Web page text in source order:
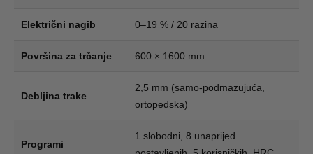
Električni nagib 0–19 % / 20 razina
Površina za trčanje 600 × 1600 mm
Debljina trake
2,5 mm (samo-podmazujuća,
ortopedska)
Programi
1 slobodni, 8 unaprijed